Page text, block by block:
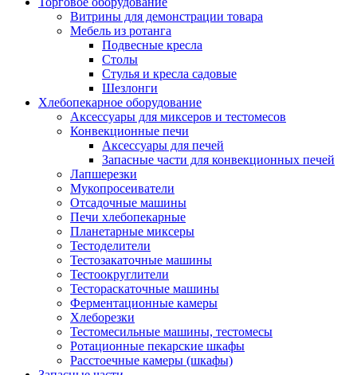
Витрины для демонстрации товара
Мебель из ротанга
Подвесные кресла
Столы
Стулья и кресла садовые
Шезлонги
Хлебопекарное оборудование
Аксессуары для миксеров и тестомесов
Конвекционные печи
Аксессуары для печей
Запасные части для конвекционных печей
Лапшерезки
Мукопросеиватели
Отсадочные машины
Печи хлебопекарные
Планетарные миксеры
Тестоделители
Тестозакаточные машины
Тестоокруглители
Тестораскаточные машины
Ферментационные камеры
Хлеборезки
Тестомесильные машины, тестомесы
Ротационные пекарские шкафы
Расстоечные камеры (шкафы)